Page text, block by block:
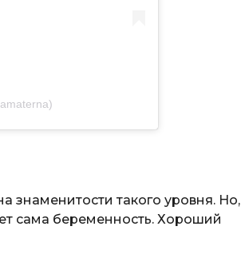
знаменитости такого уровня. Но,
сама беременность. Хороший